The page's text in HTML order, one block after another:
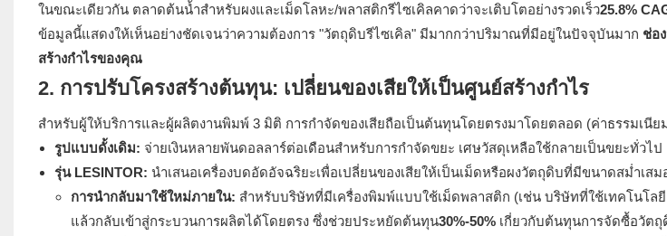
ในขณะเดียวกัน ตลาดต้นน้ำสำหรับผงและเม็ดโลหะ/พลาสติกรีไซเคิลคาดว่าจะเติบโตอย่างรวดเร็ว25.8%
ข้อมูลนี้แสดงให้เห็นอย่างชัดเจนว่าความต้องการ "วัตถุดิบรีไซเคิล" มีมากกว่าปริมาณที่มีอยู่ในปัจจุบันมาก ช่อ
สร้างกำไรของคุณ
2. การปรับโครงสร้างต้นทุน: เปลี่ยนของเสียให้เป็นศูนย์สร้างกำไร
สำหรับผู้ให้บริการและผู้ผลิตงานพิมพ์ 3 มิติ การกำจัดของเสียถือเป็นต้นทุนโดยตรงมาโดยตลอด (ค่าธรรมเนีย
รูปแบบดั้งเดิม: จ่ายเงินหลายพันดอลลาร์ต่อเดือนสำหรับการกำจัดขยะ เศษวัสดุเหลือใช้กลายเป็นขยะทั่วไป
รุ่น LESINTOR: นำเสนอเครื่องบดอัดอัจฉริยะเพื่อเปลี่ยนของเสียให้เป็นเม็ดหรือผงวัตถุดิบที่มีขนาดสม่ำเสม
การนำกลับมาใช้ใหม่ภายใน: สำหรับบริษัทที่มีเครื่องพิมพ์แบบใช้เม็ดพลาสติก (เช่น บริษัทที่ใช้เทคโนโล
แล้วกลับเข้าสู่กระบวนการผลิตได้โดยตรง ซึ่งช่วยประหยัดต้นทุน30%-50%เกี่ยวกับต้นทุนการจัดซื้อวัตถุ